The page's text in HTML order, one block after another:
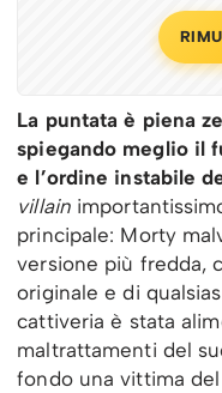
La puntata è piena
spiegando meglio il
e l’ordine instabile
villain
principale: Morty
versione più fredda,
originale e di
cattiveria è stata
maltrattamenti del
fondo una vittima